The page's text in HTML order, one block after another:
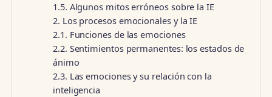
1.5. Algunos mitos erróneos sobre la IE
2. Los procesos emocionales y la IE
2.1. Funciones de las emociones
2.2. Sentimientos permanentes: los estados de
ánimo
2.3. Las emociones y su relación con la
inteligencia